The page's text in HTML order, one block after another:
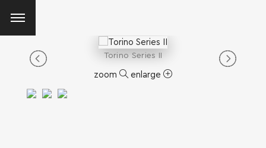
Torino Series II
zoom enlarge